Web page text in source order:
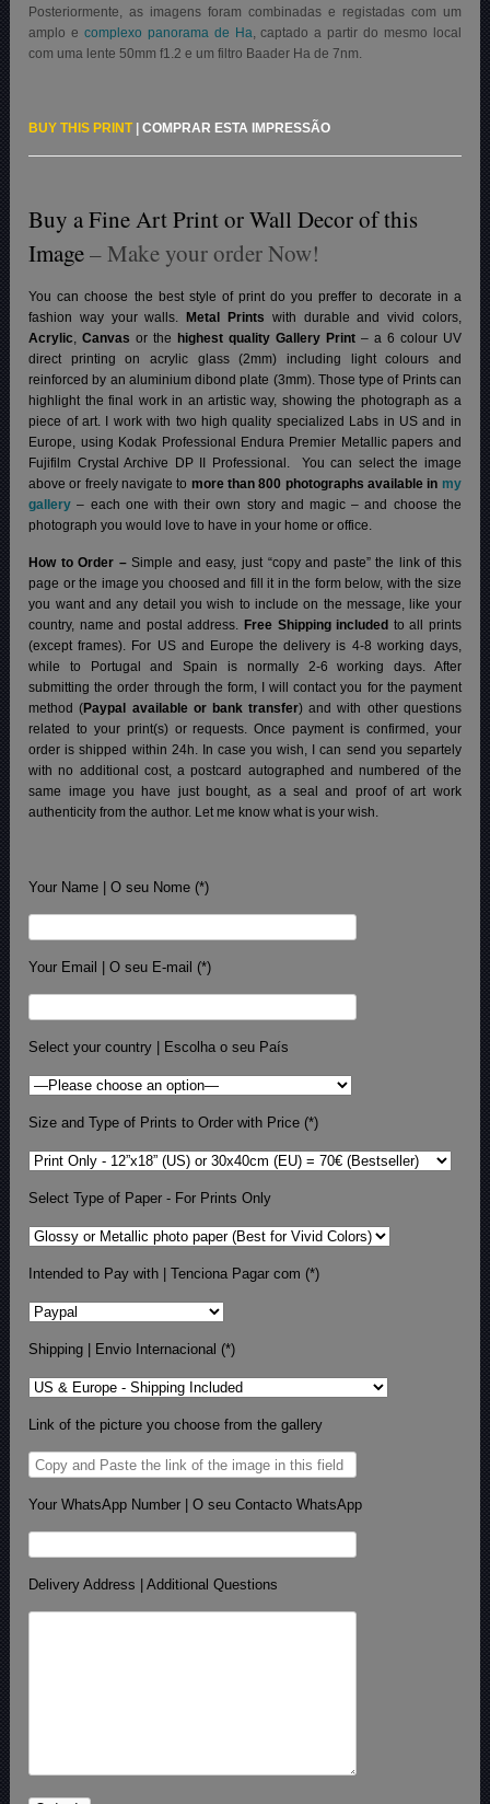
Posteriormente, as imagens foram combinadas e registadas com um
amplo e complexo panorama de Ha , captado a partir do mesmo local
com uma lente 50mm f1.2 e um filtro Baader Ha de 7nm.
BUY THIS PRINT |COMPRAR ESTA IMPRESSÃO
Buy a Fine Art Print or Wall Decor of this
Image– Make your order Now!
You can choose the best style of print do you preffer to decorate in a
fashion way your walls.Metal Prints with durable and vivid colors,
Acrylic ,Canvas or the highest quality Gallery Print– a 6 colour UV
direct printing on acrylic glass (2mm) including light colours and
reinforced by an aluminium dibond plate (3mm). Those type of Prints can
highlight the final work in an artistic way, showing the photograph as a
piece of art. I work with two high quality specialized Labs in US and in
Europe, using Kodak Professional Endura Premier Metallic papers and
Fujifilm Crystal Archive DP II Professional. You can select the image
above or freely navigate to more than 800 photographs available in my
gallery – each one with their own story and magic – and choose the
photograph you would love to have in your home or office.
How to Order –Simple and easy, just “copy and paste” the link of this
page or the image you choosed and fill it in the form below, with the size
you want and any detail you wish to include on the message, like your
country, name and postal address. Free Shipping included to all prints
(except frames). For US and Europe the delivery is 4-8 working days,
while to Portugal and Spain is normally 2-6 working days. After
submitting the order through the form, I will contact you for the payment
method (Paypal available or bank transfer) and with other questions
related to your print(s) or requests. Once payment is confirmed, your
order is shipped within 24h. In case you wish, I can send you separtely
with no additional cost, a postcard autographed and numbered of the
same image you have just bought, as a seal and proof of art work
authenticity from the author. Let me know what is your wish.
Your Name | O seu Nome (*)
Your Email | O seu E-mail (*)
Select your country | Escolha o seu País
Size and Type of Prints to Order with Price (*)
Select Type of Paper - For Prints Only
Intended to Pay with | Tenciona Pagar com (*)
Shipping | Envio Internacional (*)
Link of the picture you choose from the gallery
Your WhatsApp Number | O seu Contacto WhatsApp
Delivery Address | Additional Questions